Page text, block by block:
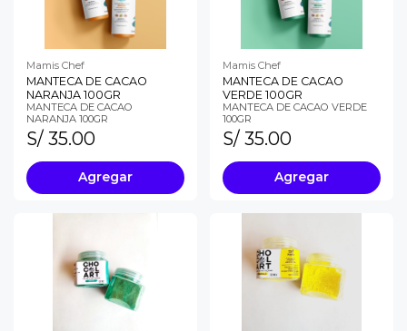
Mamis Chef
MANTECA DE CACAO
NARANJA 100GR
MANTECA DE CACAO
NARANJA 100GR
S/ 35.00
Agregar
Mamis Chef
MANTECA DE CACAO
VERDE 100GR
MANTECA DE CACAO VERDE
100GR
S/ 35.00
Agregar